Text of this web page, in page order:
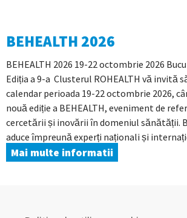
BEHEALTH 2026
BEHEALTH 2026 19-22 octombrie 2026
Ediția a 9-a Clusterul ROHEALTH vă invită
calendar perioada 19-22 octombrie 2026,
nouă ediție a BEHEALTH, eveniment de
cercetării și inovării în domeniul sănătății.
aduce împreună experți naționali și
Mai multe informatii